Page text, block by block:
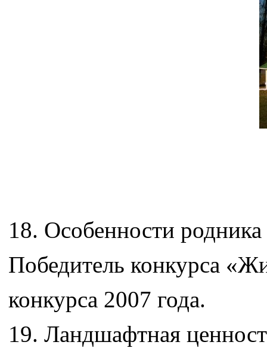
18. Особенности
Победитель конкурса
конкурса 2007 года.
19. Ландшафтная